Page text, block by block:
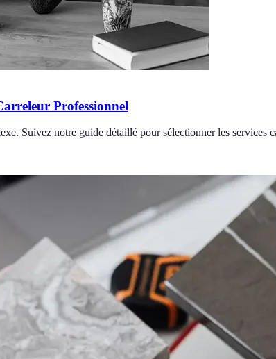
Professionnel
Suivez notre guide détaillé pour sélectionner les services